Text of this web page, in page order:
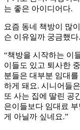
는 좋은 아이디어다.
요즘 동네 책방이 많
슨 이유일까 궁금했다.
“책방을 시작하는 이
이들도 있고 퇴사한
분들은 대부분 임대
하게 돼요. 시니어들
또 사는 집에 딸린 공
은이들보다 임대료
게 아닐까 싶네요.”